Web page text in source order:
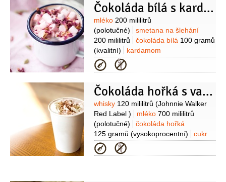
Čokoláda bílá s kardamomem
Suroviny
mléko 200 mililitrů
(polotučné)
smetana na šlehání
200 mililitrů
čokoláda bílá 100 gramů
(kvalitní)
kardamom
8 kuliček
ozdobu)
Kategorie
Čokoláda hořká s vanilkou
Suroviny
whisky 120 mililitrů (Johnnie Walker
Red Label )
mléko 700 mililitrů
(polotučné)
čokoláda hořká
125 gramů (vysokoprocentní)
cukr
2 lžíce
vanilkový lusk
1 špetka
smetana na šlehání(na
Kategorie